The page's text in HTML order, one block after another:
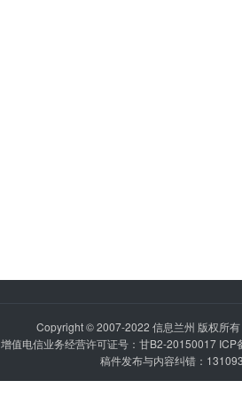
Copyright © 2007-2022 信息兰州 版权所
增值电信业务经营许可证号：甘B2-20150017 ICP
稿件发布与内容纠错：